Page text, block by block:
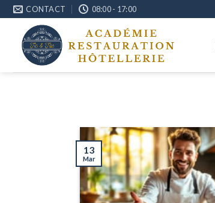
Passer
au
contenu
CONTACT 08:00 - 17:00
13
Mar